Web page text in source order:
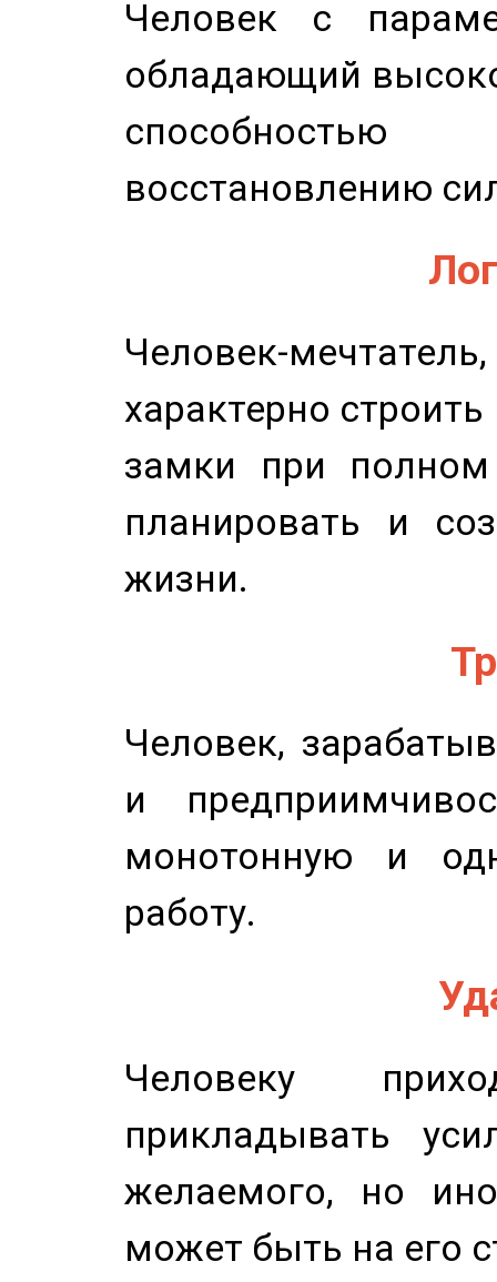
Человек с
обладающий
восстановлению
Человек-
характерно
замки при полном
планировать и
жизни.
Человек,
и
монотонную и
работу.
Человеку
прикладывать
желаемого, но
может быть на его